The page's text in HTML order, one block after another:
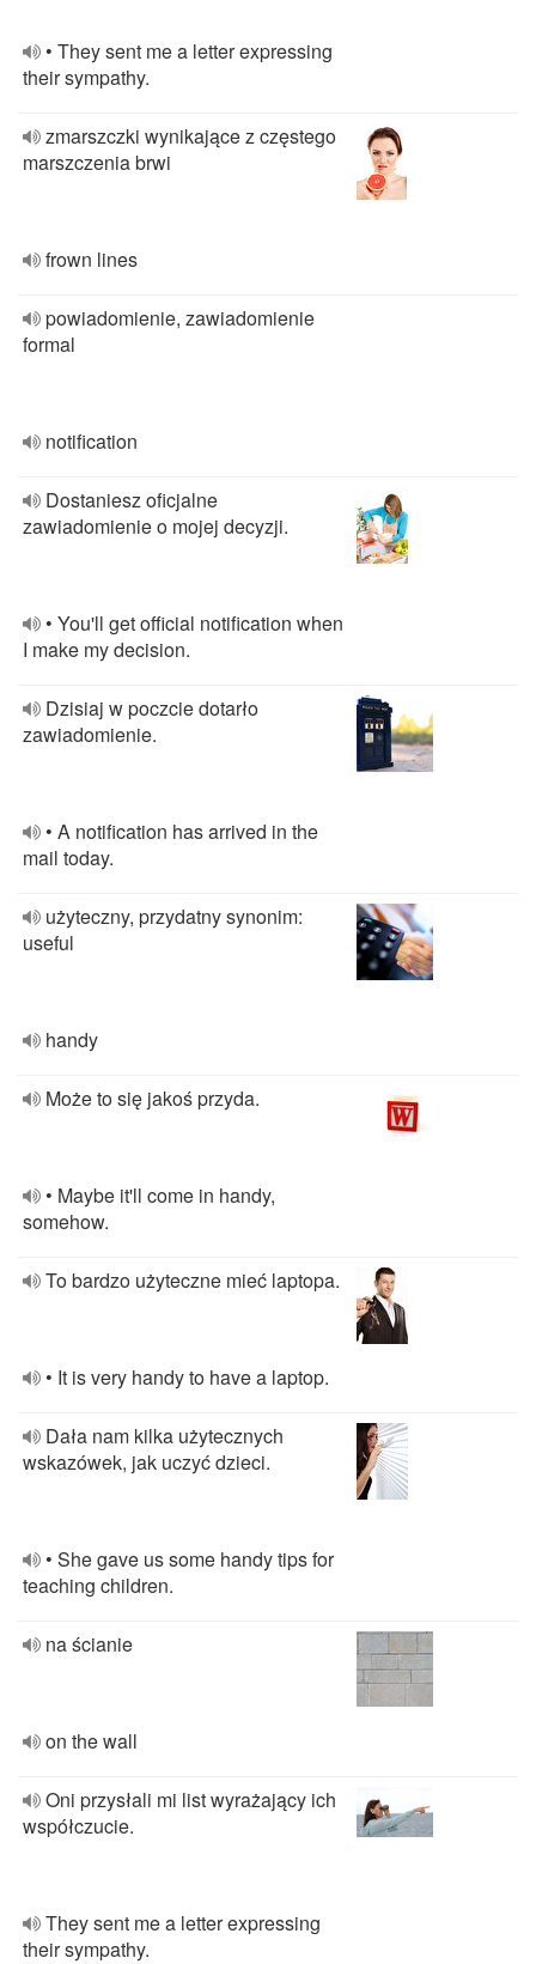
• They sent me a letter expressing
their sympathy.
zmarszczki wynikające z częstego
marszczenia brwi
frown lines
powiadomienie, zawiadomienie
formal
notification
Dostaniesz oficjalne
zawiadomienie o mojej decyzji.
• You'll get official notification when
I make my decision.
Dzisiaj w poczcie dotarło
zawiadomienie.
• A notification has arrived in the
mail today.
użyteczny, przydatny synonim:
useful
handy
Może to się jakoś przyda.
• Maybe it'll come in handy,
somehow.
To bardzo użyteczne mieć laptopa.
• It is very handy to have a laptop.
Dała nam kilka użytecznych
wskazówek, jak uczyć dzieci.
• She gave us some handy tips for
teaching children.
na ścianie
on the wall
Oni przysłali mi list wyrażający ich
współczucie.
They sent me a letter expressing
their sympathy.